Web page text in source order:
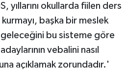
yıllarını okullarda fiilen ders
başka bir meslek
bu sisteme göre
vebalini nasıl
açıklamak zorundadır.'